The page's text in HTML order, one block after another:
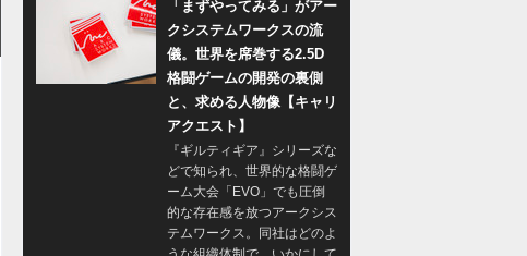
「まずやってみる」がアー
クシステムワークスの流
儀。世界を席巻する2.5D
格闘ゲームの開発の裏側
と、求める人物像【キャリ
アクエスト】
『ギルティギア』シリーズな
どで知られ、世界的な格闘ゲ
ーム大会「EVO」でも圧倒
的な存在感を放つアークシス
テムワークス。同社はどのよ